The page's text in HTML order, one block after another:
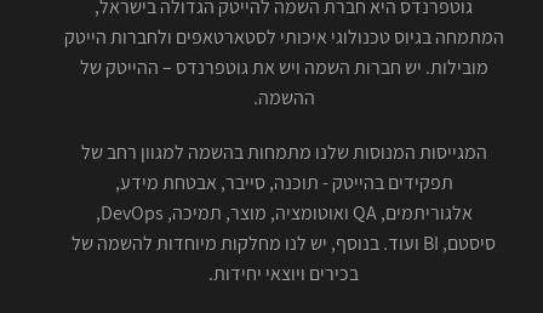
גוטפרנדס היא חברת השמה להייטק הגדולה בישראל,
המתמחה בגיוס טכנולוגי איכותי לסטארטאפים ולחברות הייטק
מובילות. יש חברות השמה ויש את גוטפרנדס – ההייטק של
ההשמה.
המגייסות המנוסות שלנו מתמחות בהשמה למגוון רחב של
תפקידים בהייטק - תוכנה, סייבר, אבטחת מידע,
אלגוריתמים, QA ואוטומציה, מוצר, תמיכה, DevOps,
סיסטם, BI ועוד. בנוסף, יש לנו מחלקות מיוחדות להשמה של
בכירים ויוצאי יחידות.